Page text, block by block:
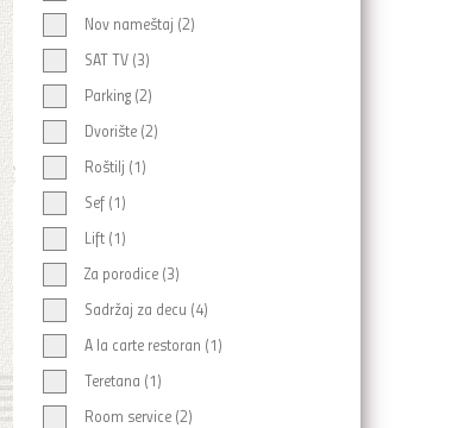
Nov nameštaj (2)
SAT TV (3)
Parking (2)
Dvorište (2)
Roštilj (1)
Sef (1)
Lift (1)
Za porodice (3)
Sadržaj za decu (4)
A la carte restoran (1)
Teretana (1)
Room service (2)